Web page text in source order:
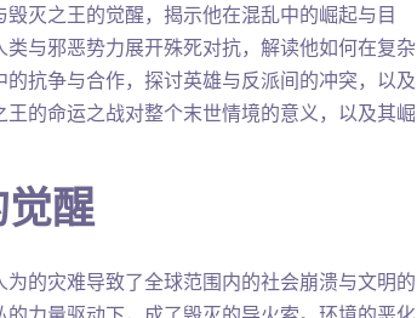
灭之王的觉醒，揭示他在混乱中的崛起与目
与邪恶势力展开殊死对抗，解读他如何在复杂
抗争与合作，探讨英雄与反派间的冲突，以及
的命运之战对整个末世情境的意义，以及其崛
醒
的灾难导致了全球范围内的社会崩溃与文明的